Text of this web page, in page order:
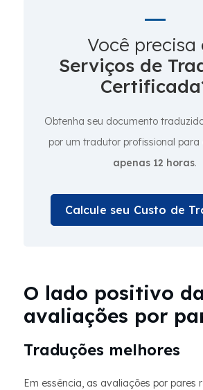
Você precisa
Serviços de
Obtenha seu documento
por um tradutor profissional para
apenas 12 horas.
Calcule seu Custo de
O lado positivo
avaliações por
Traduções melhores
Em essência, as avaliações por pares